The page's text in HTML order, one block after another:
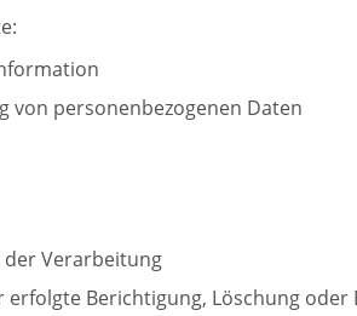
von personenbezogenen Daten
der Verarbeitung
erfolgte Berichtigung, Löschung